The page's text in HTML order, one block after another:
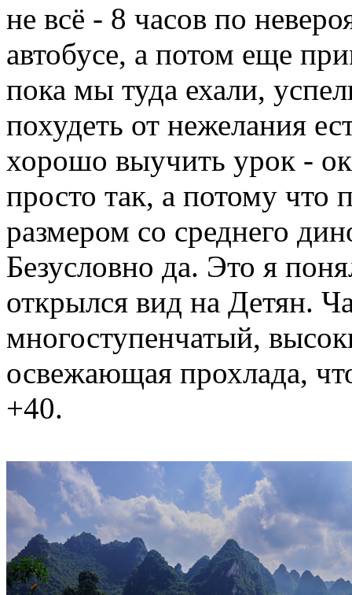
не всё - 8 часов по
автобусе, а потом еще
пока мы туда ехали,
похудеть от нежелания
хорошо выучить урок -
просто так, а потому что
размером со среднего
Безусловно да. Это я
открылся вид на Детян.
многоступенчатый,
освежающая прохлада,
+40.